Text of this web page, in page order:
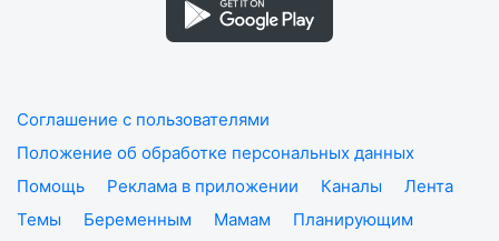
Соглашение с пользователями
Положение об обработке персональных данных
Помощь
Реклама в приложении Каналы
Лента
Темы
Беременным Мамам
Планирующим